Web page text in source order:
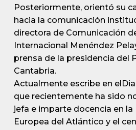
Posteriormente, orientó su
hacia la comunicación
directora de Comunicación
Internacional Menéndez
prensa de la presidencia del
Cantabria.
Actualmente escribe en
que recientemente ha sido
jefa e imparte docencia en la
Europea del Atlántico y el